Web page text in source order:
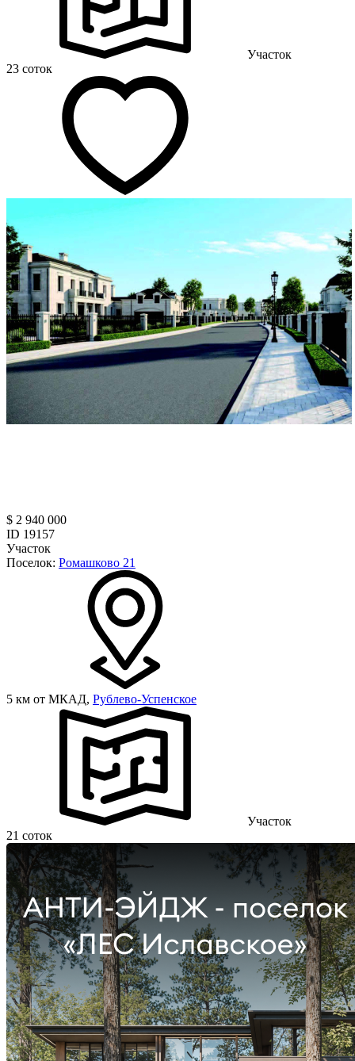
Участок
23 соток
$ 2 940 000
ID 19157
Участок
Поселок: Ромашково 21
5 км от МКАД, Рублево-Успенское
Участок
21 соток